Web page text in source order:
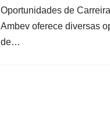
Oportunidades de
Ambev oferece diversas
de…